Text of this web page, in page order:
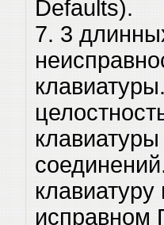
Defaults).
7. 3
исправном